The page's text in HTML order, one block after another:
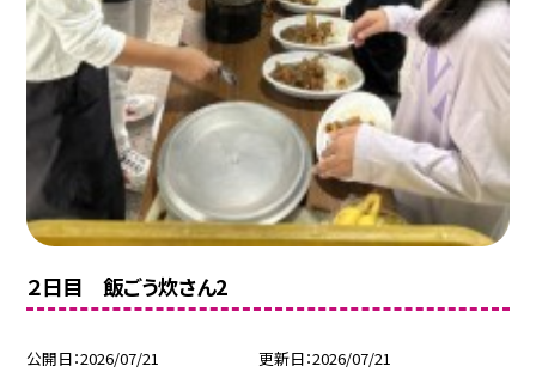
２日目 飯ごう炊さん2
公開日 2026/07/21 更新日 2026/07/21